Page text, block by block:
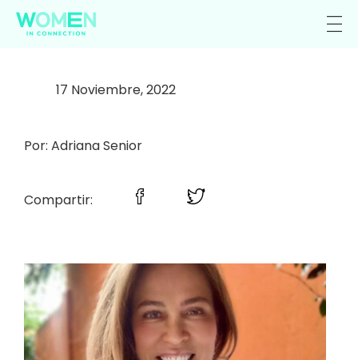
17 Noviembre, 2022
Por: Adriana Senior
Compartir: